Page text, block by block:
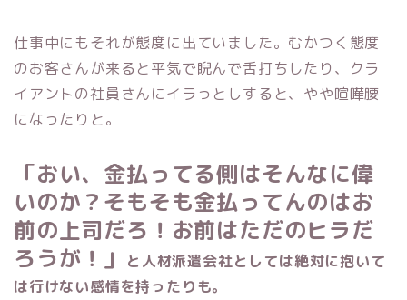
仕事中にもそれが態度に出ていました。むかつく態度
のお客さんが来ると平気で睨んで舌打ちしたり、クラ
イアントの社員さんにイラっとしすると、やや喧嘩腰
になったりと。
「おい、金払ってる側はそんなに偉
いのか？そもそも金払ってんのはお
前の上司だろ！お前はただのヒラだ
ろうが！」
と人材派遣会社としては絶対に抱いて
は行けない感情を持ったりも。